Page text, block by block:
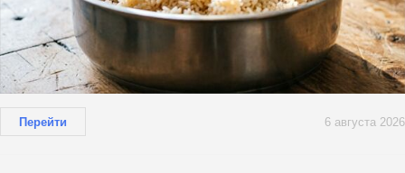
Перейти 6 августа 2026